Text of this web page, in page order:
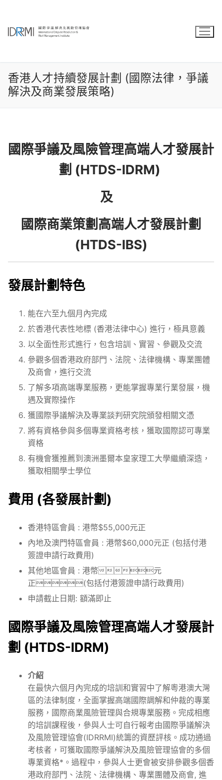
content
香港人才持續發展計劃 (國際法律，爭議
解決及商業發展策略)
國際爭議及風險管理高端人才發展計
劃 (HTDS-IDRM)
及
國際商業策劃高端人才發展計劃
(HTDS-IBS)
發展計劃特色
能在六至九個月內完成
於香港代表性地標 (香港法律中心) 進行，極具意義
以全面性形式進行，包含培訓、實習、參觀及交流
參觀多個香港政府部門、法院、法律機構、專業團體
及商會，進行交流
了解多項高端專業服務，更能掌握專業行業發展，機
遇及實際操作
獲國際爭議解決及專業談判研究院頒發相關文憑
將有資格參與多個專業資格考核，獲取國際認可專業
資格
有機會獲推薦到澳洲墨爾本皇家理工大學繼續深造，
獲取相關學士學位
費用 (各發展計劃)
香港特區會員 : 港幣$55,000元正
內地及澳門特區會員 : 港幣$60,000元正 (包括付港
簽證申請行政費用)
其他地區會員 : 港幣元
正(包括付港簽證申請行政費用)
申請截止日期: 額滿即止
國際爭議及風險管理高端人才發展計
劃 (HTDS-IDRM)
介紹
在最快六個月內完成的培訓和實習中了解粵港澳大灣
區的法律制度，全面掌握高端國際調解和仲裁的專業
服務，國際商業風險管理與合規專業服務。完成相應
的培訓課程後，參與人士可自行報考由國際爭議解決
及風險管理協會(IDRRMI)統籌的資歷評核。成功通過
考核者，可獲取國際爭議解決及風險管理協會的多個
專業資格*。過程中，參與人士更會被安排參觀多個香
港政府部門、法院、法律機構、專業團體及商會, 進